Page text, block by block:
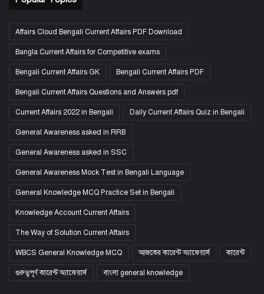
Affairs Cloud Bengali Current Affairs PDF Download
Bangla Current Affairs for Competitive exams
Bengali Current Affairs GK Bengali Current Affairs PDF
Bengali Current Affairs Questions and Answers pdf
Current Affairs 2022 in Bengali Daily Current Affairs Quiz in Bengali
General Awareness asked in RRB
General Awareness asked in SSC
General Awareness Mock Test in Bengali Language
General Knowledge MCQ Practice Set in Bengali
Knowledge Account Current Affairs
The Way of Solution Current Affairs
WBCS General Knowledge MCQ আজকের কারেন্ট অ্যাফেয়ার্স কারেন্ট
গুরুত্বপূর্ণ কারেন্ট অ্যাফেয়ার্স বাংলা general knowledge